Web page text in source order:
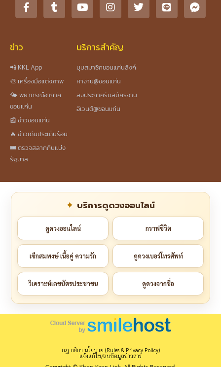
ข่าว
📲 KKL App
🎨 เครื่องมือแต่งภาพ
🌤️ พยากรณ์อากาศ
ขอนแก่น
📰 ข่าวขอนแก่น
🔥 ข่าวเด่นประเด็นร้อน
🎟️ ตรวจสลากกินแบ่ง
รัฐบาล
บริการสำคัญ
มุมสมาชิกขอนแก่นลิงก์
หางาน@ขอนแก่น
ลงประกาศรับสมัครงาน
อีเวนต์@ขอนแก่น
บริการดูดวงออนไลน์
ดูดวงออนไลน์ กราฟชีวิต
เช็กสมพงษ์ เนื้อคู่ ความรัก ดูดวงเบอร์โทรศัพท์
วิเคราะห์เลขบัตรประชาชน ดูดวงจากชื่อ
กฎ กติกา นโยบาย (Rules & Privacy Policy)
แจ้งแก้ไข/ลบข้อมูลข่าวสาร